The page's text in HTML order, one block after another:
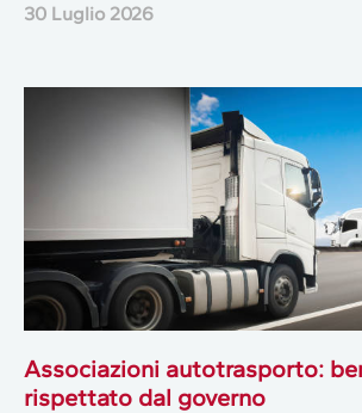
30 Luglio 2026
Associazioni autotrasporto:
rispettato dal governo